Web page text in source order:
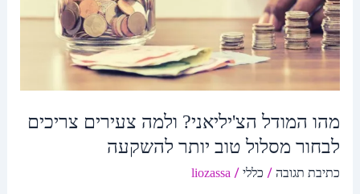
מהו המודל הצ'יליאני? ולמה צעירים צריכים
לבחור מסלול טוב יותר להשקעה
כתיבת תגובה / כללי/
liozassa
יותר
להשקעה